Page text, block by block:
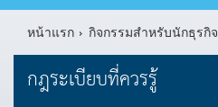
navigation
หน้าแรก
กิจกรรมสำหรับนักธุรกิจ
กฎระเบียบที่ควรรู้